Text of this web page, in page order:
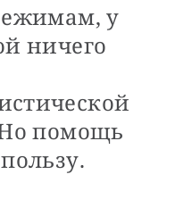
у
ничего
помощь